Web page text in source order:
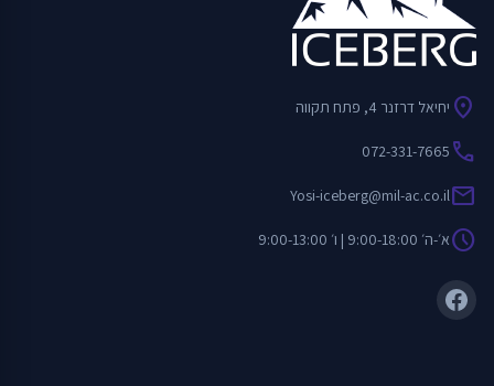
location_on יחיאל דרזנר 4, פתח תקווה
call
072-331-7665
mail
Yosi-iceberg@mil-ac.co.il
scheduleא׳-ה׳ 9:00-18:00 | ו׳ 9:00-13:00